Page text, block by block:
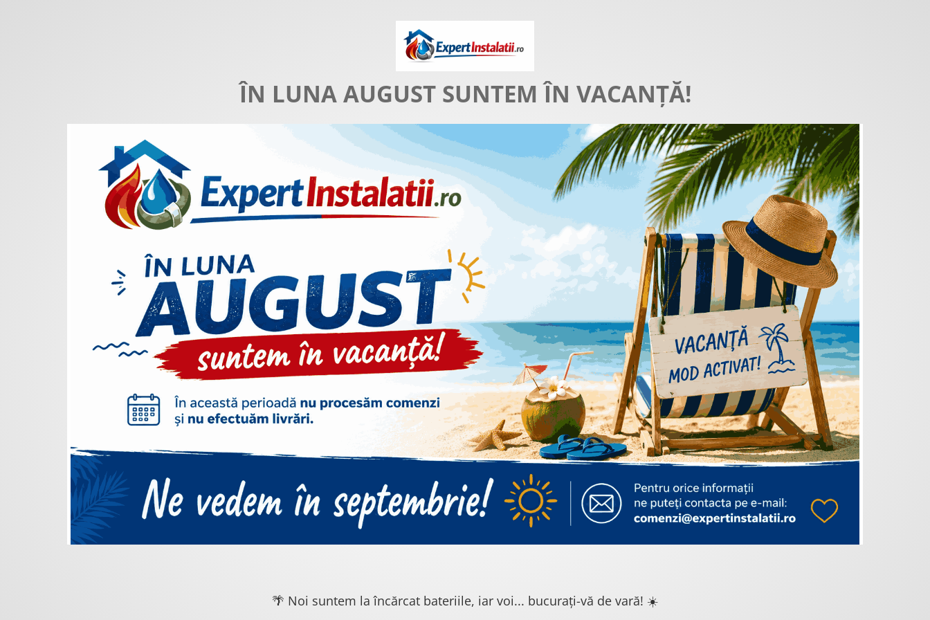
ÎN LUNA AUGUST SUNTEM ÎN VACANȚĂ!
🌴 Noi suntem la încărcat bateriile, iar voi... bucurați-vă de vară! ☀️